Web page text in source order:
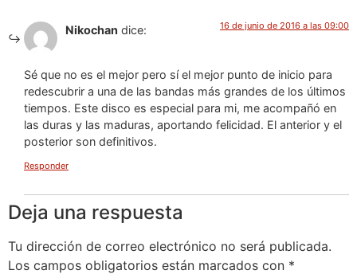
Nikochan dice: 16 de junio de 2016 a las 09:00
Sé que no es el mejor pero sí el mejor punto de inicio para
redescubrir a una de las bandas más grandes de los últimos
tiempos. Este disco es especial para mi, me acompañó en
las duras y las maduras, aportando felicidad. El anterior y el
posterior son definitivos.
Responder
Deja una respuesta
Tu dirección de correo electrónico no será publicada.
Los campos obligatorios están marcados con *